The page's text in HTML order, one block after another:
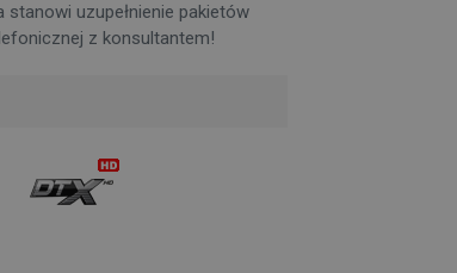
uzupełnienie pakietów
z konsultantem!